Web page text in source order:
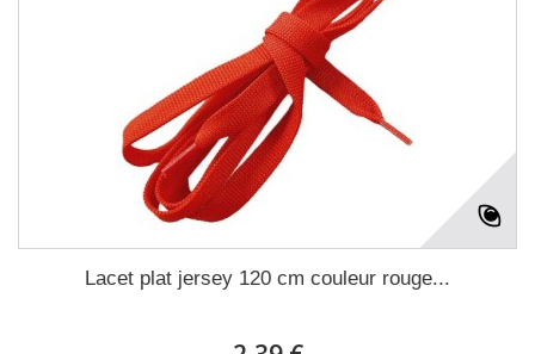
Lacet plat jersey 120 cm couleur rouge...